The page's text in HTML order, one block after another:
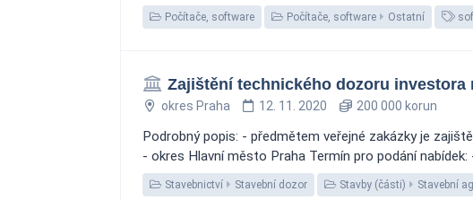
Počítače, software Počítače, software Ostatní
Zajištění technického dozoru
okres Praha 12. 11. 2020 200 000 korun
Podrobný popis: - předmětem veřejné zakázky je
- okres Hlavní město Praha Termín pro podání
Stavebnictví Stavební dozor Stavby (části) Stavební